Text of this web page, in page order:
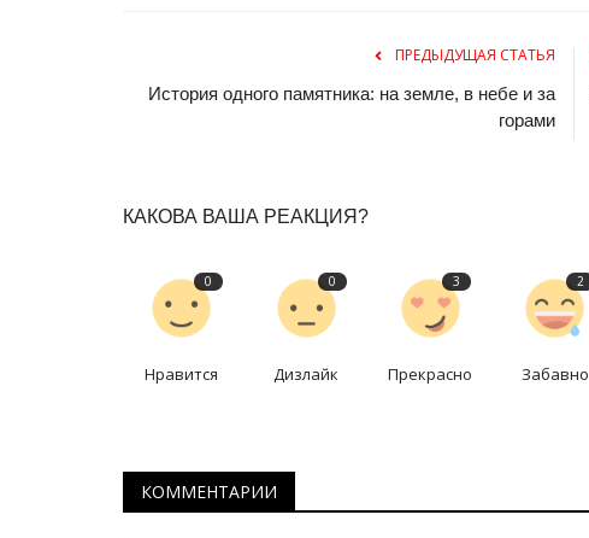
ПРЕДЫДУЩАЯ СТАТЬЯ
История одного памятника: на земле, в небе и за
горами
КАКОВА ВАША РЕАКЦИЯ?
0
Нравится
0
Дизлайк
3
Прекрасно
2
Забавно
КОММЕНТАРИИ